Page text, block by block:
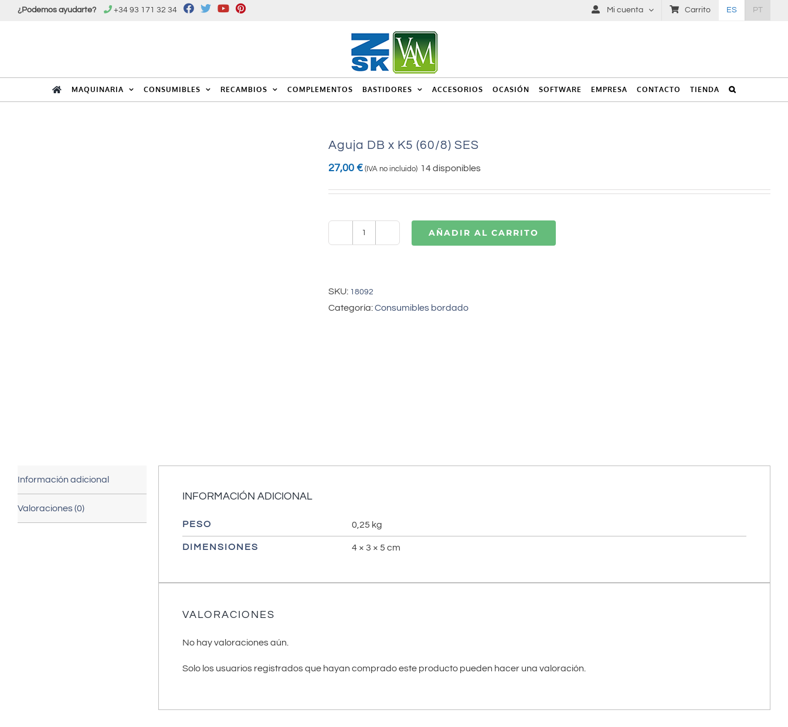
Saltar¿Podemos ayudarte? +34 93 171 32 34 Mi cuenta Carrito ES PT
MAQUINARIA CONSUMIBLES RECAMBIOS COMPLEMENTOS BASTIDORES ACCESORIOS OCASIÓN SOFTWARE EMPRESA CONTACTO TIENDA
Aguja DB x K5 (60/8) SES
27,00 € (IVA no incluido) 14 disponibles
K5
(60/8)
AÑADIR AL CARRITO
SKU: 18092
Categoría:Consumibles bordado
Información adicional
Valoraciones (0)
INFORMACIÓN ADICIONAL
PESO 0,25 kg
DIMENSIONES 4 × 3 × 5 cm
VALORACIONES
No hay valoraciones aún.
Solo los usuarios registrados que hayan comprado este producto pueden hacer una valoración.